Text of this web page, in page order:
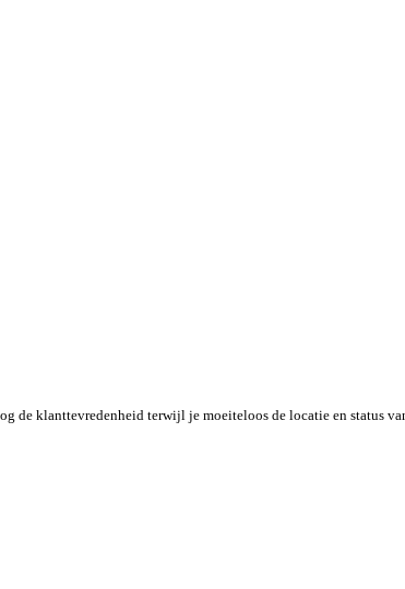
en verhoog de klanttevredenheid terwijl je